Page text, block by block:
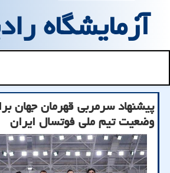
آزمایشگاه
پیشنهاد سرمربی قهرمان جهان
وضعیت تیم ملی فوتسال ایران